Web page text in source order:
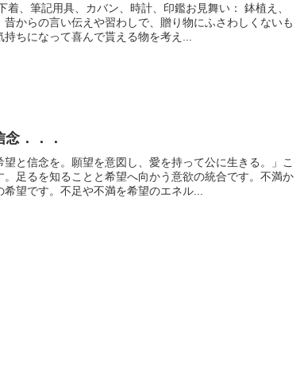
、筆記用具、カバン、時計、印鑑お見舞い： 鉢植え、
からの言い伝えや習わしで、贈り物にふさわしくないも
ちになって喜んで貰える物を考え...
．．．
望と信念を。願望を意図し、愛を持って公に生きる。」こ
足るを知ることと希望へ向かう意欲の統合です。不満か
望です。不足や不満を希望のエネル...